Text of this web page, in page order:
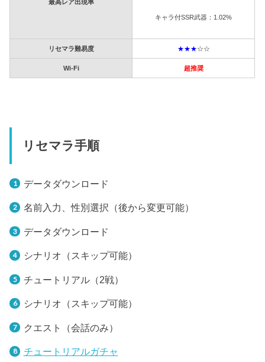
最高レア出現率
キャラ付SSR武器：1.02%
リセマラ難易度 ★★★☆☆
Wi-Fi 超推奨
リセマラ手順
データダウンロード
名前入力、性別選択（後から変更可能）
データダウンロード
シナリオ（スキップ可能）
チュートリアル（2戦）
シナリオ（スキップ可能）
クエスト（会話のみ）
チュートリアルガチャ